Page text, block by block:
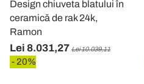
Design chiuveta blatului în
ceramică de rak 24k,
Ramon
Lei 8.031,27 Lei 10.039,11
- 20%